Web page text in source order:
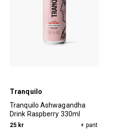
Tranquilo
Tranquilo Ashwagandha
Drink Raspberry 330ml
25 kr + pant